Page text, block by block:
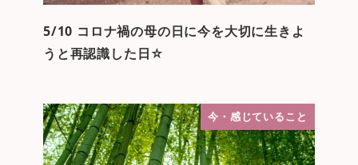
5/10 コロナ禍の母の日に今を大切に生きよ
うと再認識した日☆
今・感じていること